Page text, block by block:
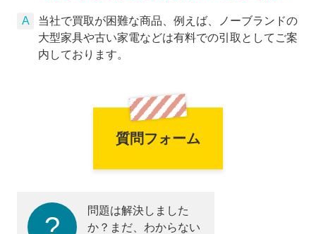
当社で買取が困難な商品、例えば、ノーブランドの
大型家具や古い家電などは有料での引取としてご案
内しております。
質問フォーム
問題は解決しました
か？まだ、わからない